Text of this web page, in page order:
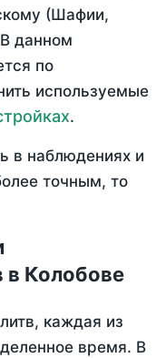
(Шафии,
данном
по
используемые
.
в наблюдениях и
точным, то
в Колобове
каждая из
время. В